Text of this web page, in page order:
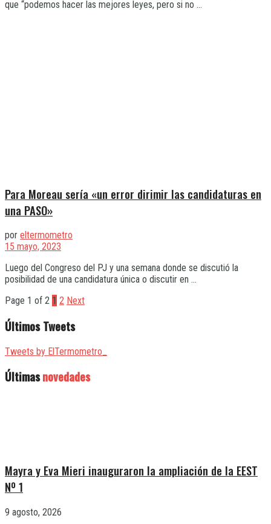
que “podemos hacer las mejores leyes, pero si no ...
Para Moreau sería «un error dirimir las candidaturas en
una PASO»
por eltermometro
15 mayo, 2023
Luego del Congreso del PJ y una semana donde se discutió la
posibilidad de una candidatura única o discutir en ...
Page 1 of 2 1 2 Next
Últimos Tweets
Tweets by ElTermometro_
Últimasnovedades
Mayra y Eva Mieri inauguraron la ampliación de la EEST
Nº 1
9 agosto, 2026